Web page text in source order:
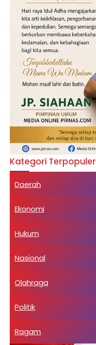
Kategori Terpopuler
Daerah
Ekonomi
Hukum
Nasional
Olahraga
Politik
Ragam